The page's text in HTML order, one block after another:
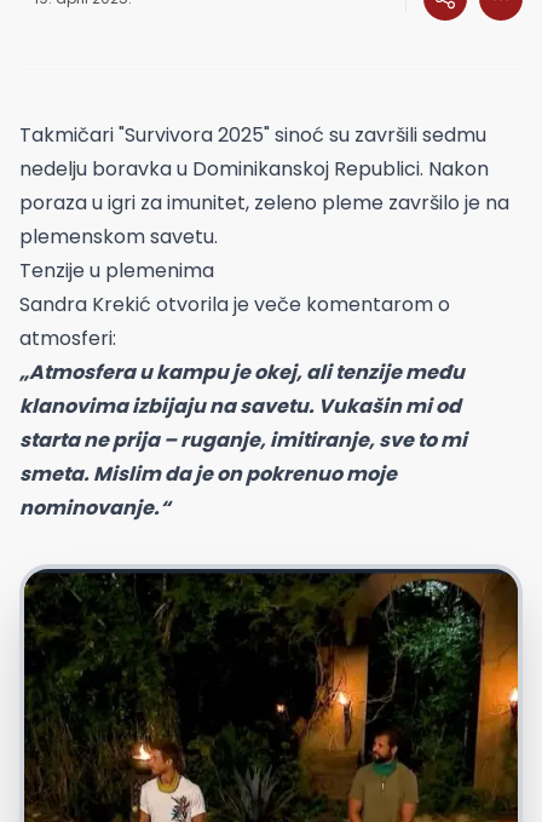
Takmičari "Survivora 2025" sinoć su završili sedmu
nedelju boravka u Dominikanskoj Republici. Nakon
poraza u igri za imunitet, zeleno pleme završilo je na
plemenskom savetu.
Tenzije u plemenima
Sandra Krekić otvorila je veče komentarom o
atmosferi:
„Atmosfera u kampu je okej, ali tenzije među
klanovima izbijaju na savetu. Vukašin mi od
starta ne prija – ruganje, imitiranje, sve to mi
smeta. Mislim da je on pokrenuo moje
nominovanje.“
Foto: Printscreen Nova S